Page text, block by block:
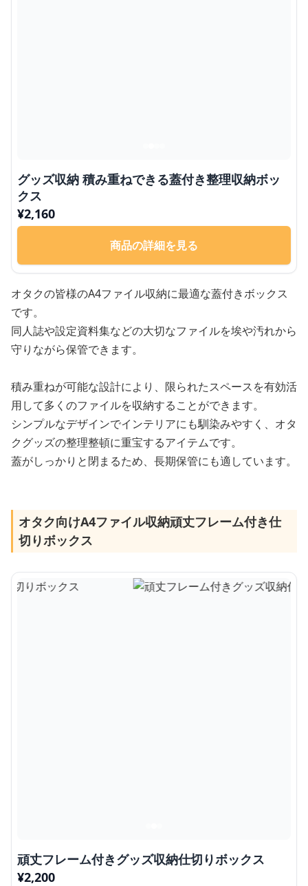
グッズ収納 積み重ねできる蓋付き整理収納ボッ
クス
¥2,160
商品の詳細を見る
オタクの皆様のA4ファイル収納に最適な蓋付きボックス
です。
同人誌や設定資料集などの大切なファイルを埃や汚れから
守りながら保管できます。
積み重ねが可能な設計により、限られたスペースを有効活
用して多くのファイルを収納することができます。
シンプルなデザインでインテリアにも馴染みやすく、オタ
クグッズの整理整頓に重宝するアイテムです。
蓋がしっかりと閉まるため、長期保管にも適しています。
オタク向けA4ファイル収納頑丈フレーム付き仕
切りボックス
頑丈フレーム付きグッズ収納仕切りボックス
¥2,200